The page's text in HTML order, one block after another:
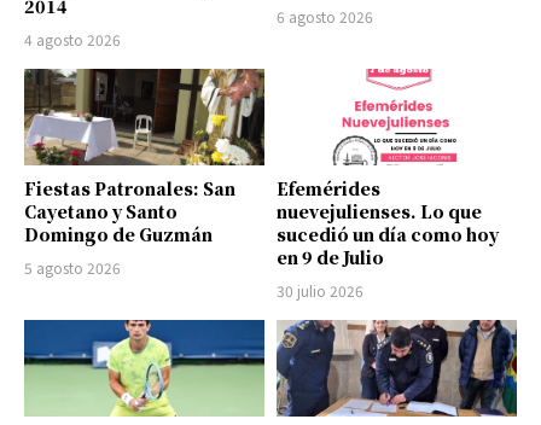
2014
4 agosto 2026
6 agosto 2026
Fiestas Patronales: San
Cayetano y Santo
Domingo de Guzmán
5 agosto 2026
Efemérides
nuevejulienses. Lo que
sucedió un día como hoy
en 9 de Julio
30 julio 2026